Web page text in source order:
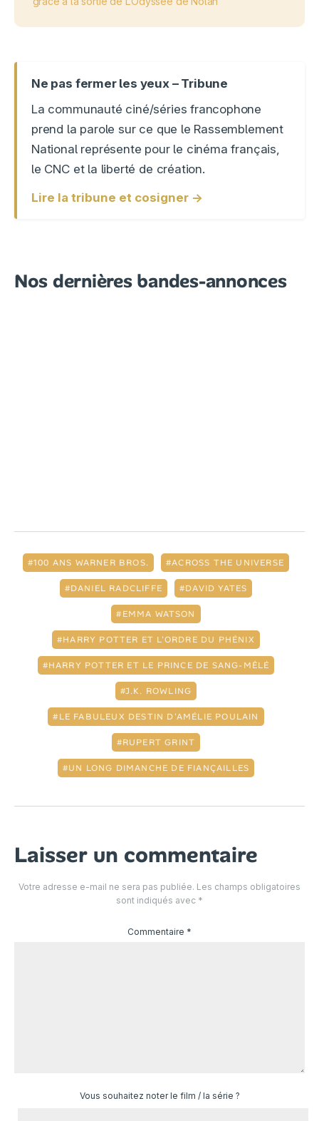
Ne pas fermer les yeux – Tribune
La communauté ciné/séries francophone
prend la parole sur ce que le Rassemblement
National représente pour le cinéma français,
le CNC et la liberté de création.
Lire la tribune et cosigner →
Nos dernières bandes-annonces
100 ANS WARNER BROS. ACROSS THE UNIVERSE
DANIEL RADCLIFFE DAVID YATES
EMMA WATSON
HARRY POTTER ET L'ORDRE DU PHÉNIX
HARRY POTTER ET LE PRINCE DE SANG-MÊLÉ
J.K. ROWLING
LE FABULEUX DESTIN D'AMÉLIE POULAIN
RUPERT GRINT
UN LONG DIMANCHE DE FIANÇAILLES
Laisser un commentaire
Votre adresse e-mail ne sera pas publiée. Les champs obligatoires
sont indiqués avec *
Commentaire *
Vous souhaitez noter le film / la série ?